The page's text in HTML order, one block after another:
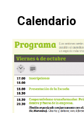
Calendario